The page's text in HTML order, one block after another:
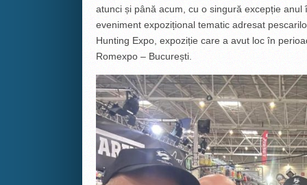
atunci și până acum, cu o singură excepție
eveniment expozițional tematic adresat
Hunting Expo, expoziție care a avut loc în
Romexpo – București.